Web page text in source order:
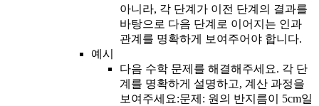
아니라, 각 단계가 이전 단계의 결과를
바탕으로 다음 단계로 이어지는 인과
관계를 명확하게 보여주어야 합니다.
예시
다음 수학 문제를 해결해주세요. 각 단
계를 명확하게 설명하고, 계산 과정을
보여주세요:문제: 원의 반지름이 5cm일